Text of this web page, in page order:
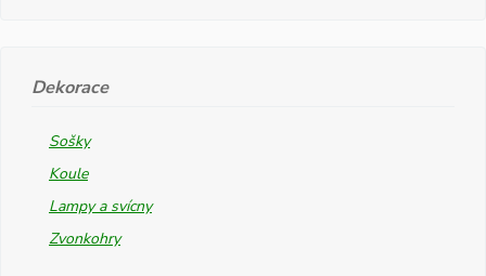
Dekorace
Sošky
Koule
Lampy a svícny
Zvonkohry